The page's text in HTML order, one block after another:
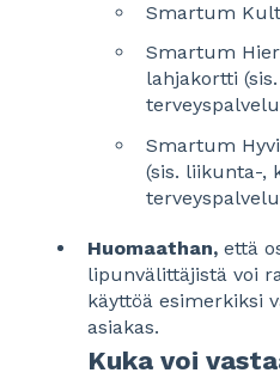
Smartum
Smartum
lahjakortti
Smartum
(sis. liikunta-,
Huomaathan, että
lipunvälittäjistä voi
käyttöä esimerkiksi
asiakas.
Kuka voi